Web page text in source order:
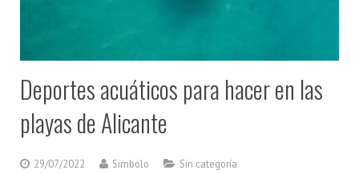
Deportes acuáticos para hacer en las
playas de Alicante
29/07/2022 Simbolo Sin categoría